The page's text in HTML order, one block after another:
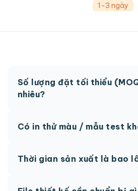
1-3 ngày
Số lượng đặt tối thiểu
nhiêu?
đặc biệt có thể có MOQ khác
Có in thử màu / mẫu test
trà. Chi phí in thử sẽ được tính
Thời gian sản xuất là bao